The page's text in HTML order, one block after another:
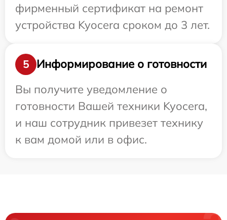
фирменный сертификат на ремонт
устройства Kyocera сроком до 3 лет.
5
Информирование о готовности
Вы получите уведомление о
готовности Вашей техники Kyocera,
и наш сотрудник привезет технику
к вам домой или в офис.